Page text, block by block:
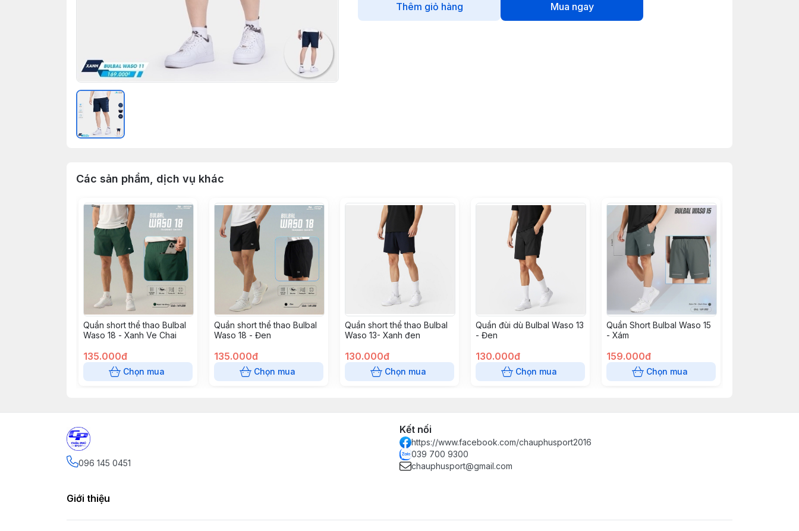
Thêm giỏ hàng Mua ngay
Các sản phẩm, dịch vụ khác
Quần short thể thao Bulbal
Waso 18 - Xanh Ve Chai
135.000đ
Chọn mua
Quần short thể thao Bulbal
Waso 18 - Đen
135.000đ
Chọn mua
Quần short thể thao Bulbal
Waso 13- Xanh đen
130.000đ
Chọn mua
Quần đùi dù Bulbal Waso 13
- Đen
130.000đ
Chọn mua
Quần Short Bulbal Waso 15
- Xám
159.000đ
Chọn mua
096 145 0451
Kết nối
https://www.facebook.com/chauphusport2016
039 700 9300
chauphusport@gmail.com
Giới thiệu